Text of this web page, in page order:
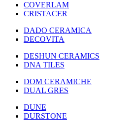
COVERLAM
CRISTACER
DADO CERAMICA
DECOVITA
DESHUN CERAMICS
DNA TILES
DOM CERAMICHE
DUAL GRES
DUNE
DURSTONE